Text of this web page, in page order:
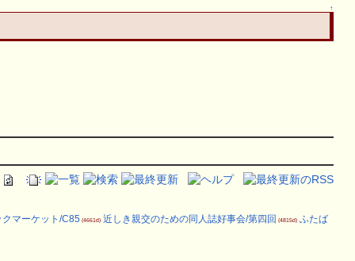
↑
クマーケット/C85(4661d) 近しき親交のための同人誌好事会/第四回 (4815d) ふたば